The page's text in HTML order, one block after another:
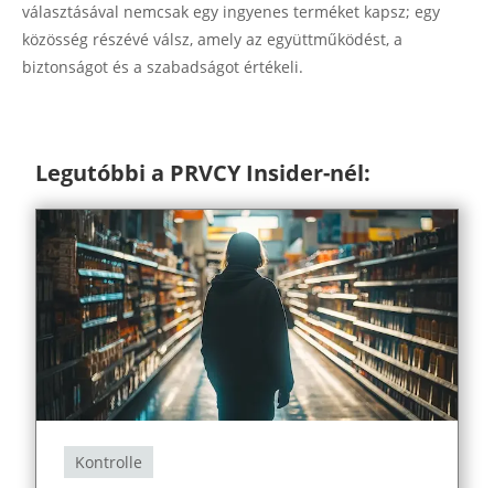
választásával nemcsak egy ingyenes terméket kapsz; egy
közösség részévé válsz, amely az együttműködést, a
biztonságot és a szabadságot értékeli.
Legutóbbi a PRVCY Insider-nél:
Kontrolle